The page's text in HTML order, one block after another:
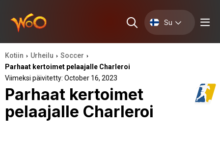
Su
Kotiin › Urheilu › Soccer ›
Parhaat kertoimet pelaajalle Charleroi
Viimeksi päivitetty: October 16, 2023
Parhaat kertoimet
pelaajalle Charleroi